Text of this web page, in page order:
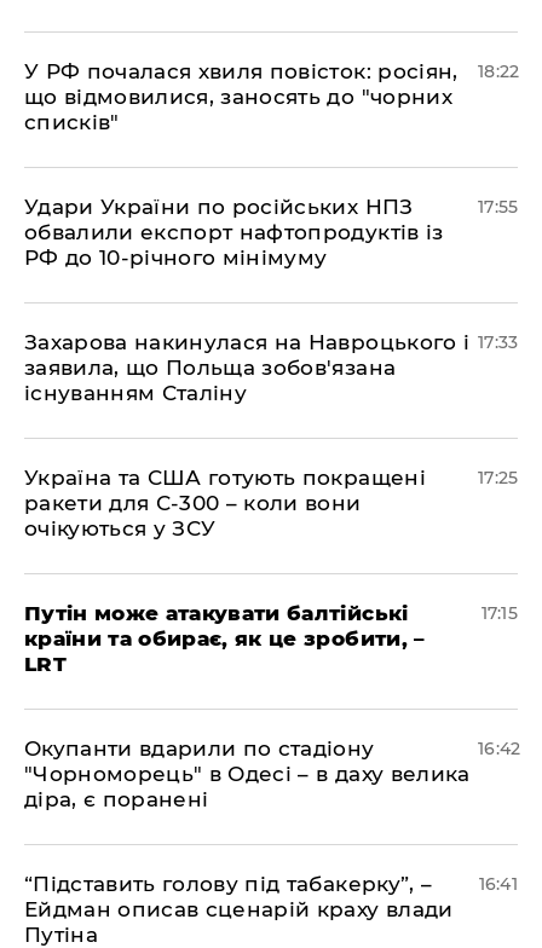
​У РФ почалася хвиля повісток: росіян,
що відмовилися, заносять до "чорних
списків"
18:22
​Удари України по російських НПЗ
обвалили експорт нафтопродуктів із
РФ до 10-річного мінімуму
17:55
​Захарова накинулася на Навроцького і
заявила, що Польща зобов'язана
існуванням Сталіну
17:33
​Україна та США готують покращені
ракети для С-300 – коли вони
очікуються у ЗСУ
17:25
​Путін може атакувати балтійські
країни та обирає, як це зробити, –
LRT
17:15
​Окупанти вдарили по стадіону
"Чорноморець" в Одесі – в даху велика
діра, є поранені
16:42
​“Підставить голову під табакерку”, –
Ейдман описав сценарій краху влади
Путіна
16:41